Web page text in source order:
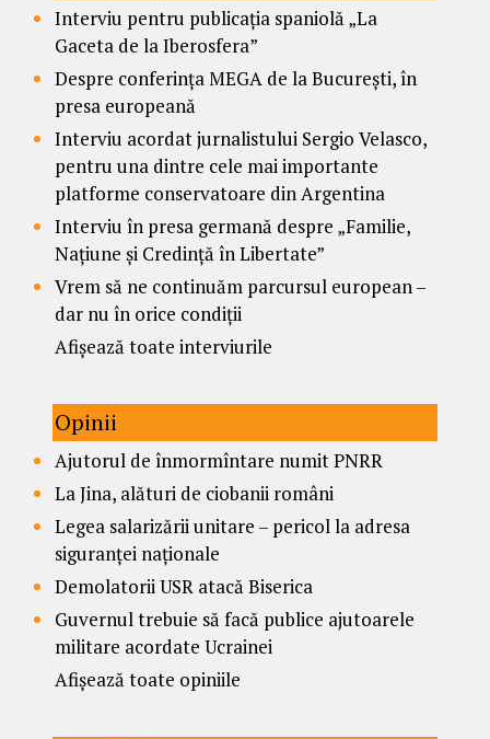
Interviu pentru publicația spaniolă „La
Gaceta de la Iberosfera”
Despre conferința MEGA de la București, în
presa europeană
Interviu acordat jurnalistului Sergio Velasco,
pentru una dintre cele mai importante
platforme conservatoare din Argentina
Interviu în presa germană despre „Familie,
Națiune și Credință în Libertate”
Vrem să ne continuăm parcursul european –
dar nu în orice condiții
Afișează toate interviurile
Opinii
Ajutorul de înmormîntare numit PNRR
La Jina, alături de ciobanii români
Legea salarizării unitare – pericol la adresa
siguranței naționale
Demolatorii USR atacă Biserica
Guvernul trebuie să facă publice ajutoarele
militare acordate Ucrainei
Afișează toate opiniile